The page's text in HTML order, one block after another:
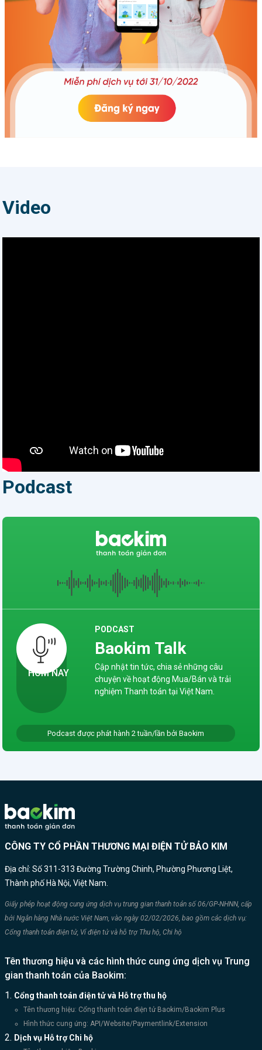
bạn hiện tại. Cốc nước vơi sẽ đầy
thêm, còn cốc nước đầy chỉ có
thể vơi đi. “Làm điều xuất sắc” là
viết ra bằng chữ các mục tiêu
công việc mình sẽ làm. Mục tiêu
“smart” là phải rõ ràng, cụ thể,
mục tiêu nên ngoài tầm tay,
nhưng trong tầm với. “Làm điều
làm đi làm lại, để khám phá rằng
tập thể. Để mình là một mắt xích
người hiểu đúng điều này. “Làm
người khác. Chọn lấy lý do cốt lõi
nhất để tập trung mà hành động.
“Làm điều xuất sắc” là dám mơ
lao, và rồi bắt tay vào làm những
điều mình mơ và ước. Với những
vào năm 2024 để “Làm điều xuất
trường với những thành tựu nổi
bật, vì BKER dám ước mơ và
Video
Podcast
HÔM NAY
PODCAST
Baokim Talk
Cập nhật tin tức, chia sẻ những câu
chuyện về hoạt động Mua/Bán và trải
nghiệm Thanh toán tại Việt Nam.
Podcast được phát hành 2 tuần/lần bởi Baokim
CÔNG TY CỔ PHẦN THƯƠNG MẠI ĐIỆN TỬ BẢO KIM
Địa chỉ: Số 311-313 Đường Trường Chinh, Phường Phương Liệt,
Thành phố Hà Nội, Việt Nam.
Giấy phép hoạt động cung ứng dịch vụ trung gian thanh toán số 06/GP-NHNN, cấp
bởi Ngân hàng Nhà nước Việt Nam, vào ngày 02/02/2026, bao gồm các dịch vụ:
Cổng thanh toán điện tử, Ví điện tử và hỗ trợ Thu hộ, Chi hộ
Tên thương hiệu và các hình thức cung ứng dịch vụ Trung
gian thanh toán của Baokim:
Cổng thanh toán điện tử và Hỗ trợ thu hộ
Tên thương hiệu: Cổng thanh toán điện tử Baokim/Baokim Plus
Hình thức cung ứng: API/Website/Paymentlink/Extension
Dịch vụ Hỗ trợ Chi hộ